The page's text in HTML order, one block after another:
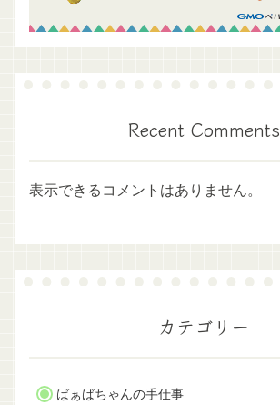
Recent Comments
表示できるコメントはありません。
カテゴリー
ばぁばちゃんの手仕事